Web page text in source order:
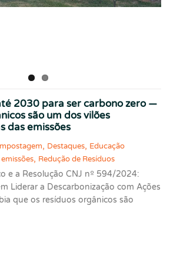
2030 para ser carbono zero —
são um dos vilões
das emissões
, Destaques, Educação
, Redução de Resíduos
e a Resolução CNJ nº 594/2024:
Liderar a Descarbonização com Ações
que os resíduos orgânicos são